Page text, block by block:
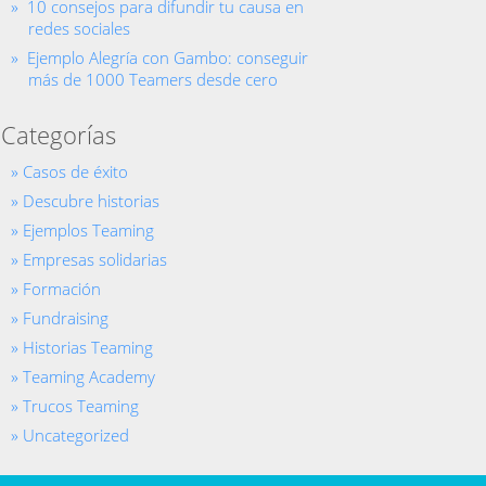
10 consejos para difundir tu causa en
redes sociales
Ejemplo Alegría con Gambo: conseguir
más de 1000 Teamers desde cero
Categorías
Casos de éxito
Descubre historias
Ejemplos Teaming
Empresas solidarias
Formación
Fundraising
Historias Teaming
Teaming Academy
Trucos Teaming
Uncategorized